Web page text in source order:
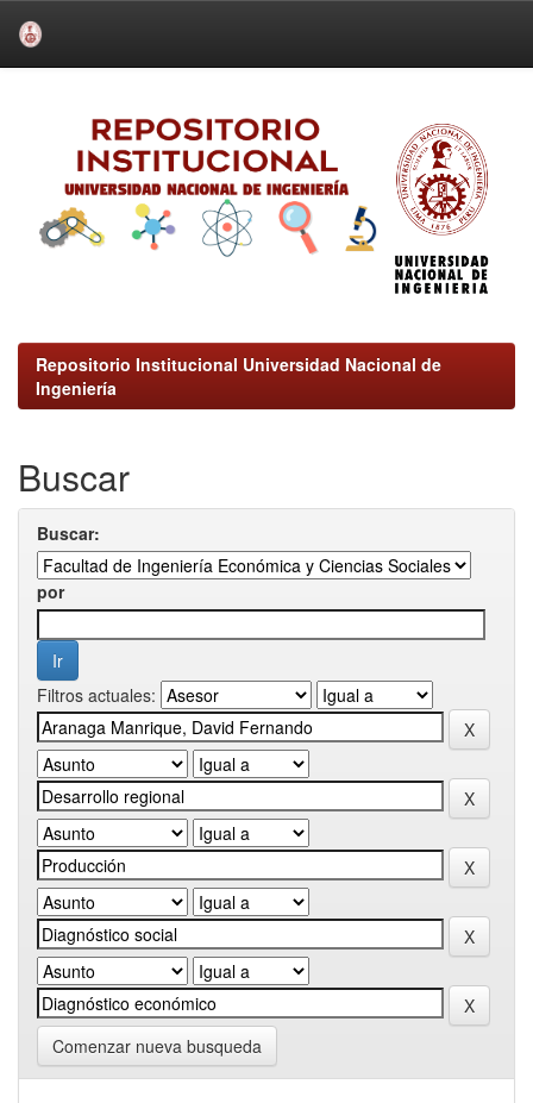
Repositorio Institucional Universidad Nacional de
Ingeniería
Buscar
Buscar:
por
Filtros actuales:
Comenzar nueva busqueda